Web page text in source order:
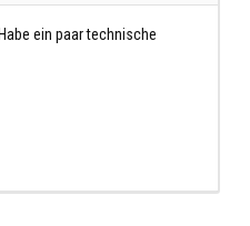
ein paar technische